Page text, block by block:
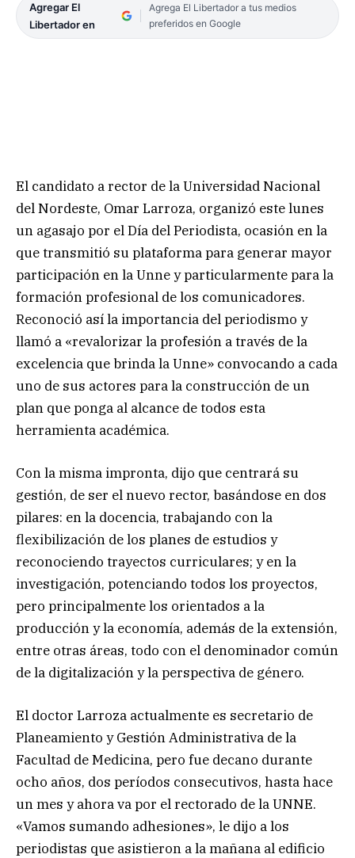
Agregar El
Libertador en
Agrega El Libertador a tus medios
preferidos en Google
El candidato a rector de la Universidad Nacional
del Nordeste, Omar Larroza, organizó este lunes
un agasajo por el Día del Periodista, ocasión en la
que transmitió su plataforma para generar mayor
participación en la Unne y particularmente para la
formación profesional de los comunicadores.
Reconoció así la importancia del periodismo y
llamó a «revalorizar la profesión a través de la
excelencia que brinda la Unne» convocando a cada
uno de sus actores para la construcción de un
plan que ponga al alcance de todos esta
herramienta académica.
Con la misma impronta, dijo que centrará su
gestión, de ser el nuevo rector, basándose en dos
pilares: en la docencia, trabajando con la
flexibilización de los planes de estudios y
reconociendo trayectos curriculares; y en la
investigación, potenciando todos los proyectos,
pero principalmente los orientados a la
producción y la economía, además de la extensión,
entre otras áreas, todo con el denominador común
de la digitalización y la perspectiva de género.
El doctor Larroza actualmente es secretario de
Planeamiento y Gestión Administrativa de la
Facultad de Medicina, pero fue decano durante
ocho años, dos períodos consecutivos, hasta hace
un mes y ahora va por el rectorado de la UNNE.
«Vamos sumando adhesiones», le dijo a los
periodistas que asistieron a la mañana al edificio